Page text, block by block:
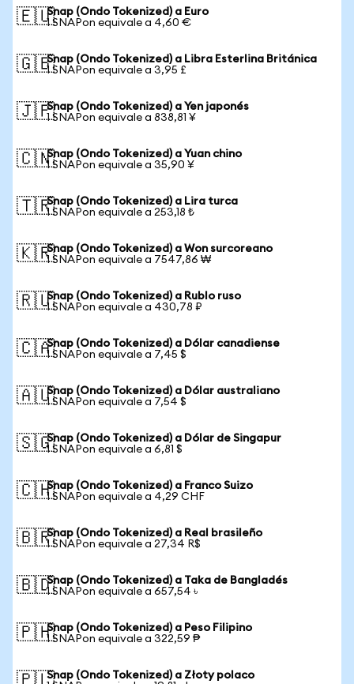
🇪🇺Snap (Ondo Tokenized) a Euro
1 SNAPon equivale a 4,60 €
🇬🇧Snap (Ondo Tokenized) a Libra Esterlina Británica
1 SNAPon equivale a 3,95 £
🇯🇵Snap (Ondo Tokenized) a Yen japonés
1 SNAPon equivale a 838,81 ¥
🇨🇳Snap (Ondo Tokenized) a Yuan chino
1 SNAPon equivale a 35,90 ¥
🇹🇷Snap (Ondo Tokenized) a Lira turca
1 SNAPon equivale a 253,18 ₺
🇰🇷Snap (Ondo Tokenized) a Won surcoreano
1 SNAPon equivale a 7547,86 ₩
🇷🇺Snap (Ondo Tokenized) a Rublo ruso
1 SNAPon equivale a 430,78 ₽
🇨🇦Snap (Ondo Tokenized) a Dólar canadiense
1 SNAPon equivale a 7,45 $
🇦🇺Snap (Ondo Tokenized) a Dólar australiano
1 SNAPon equivale a 7,54 $
🇸🇬Snap (Ondo Tokenized) a Dólar de Singapur
1 SNAPon equivale a 6,81 $
🇨🇭Snap (Ondo Tokenized) a Franco Suizo
1 SNAPon equivale a 4,29 CHF
🇧🇷Snap (Ondo Tokenized) a Real brasileño
1 SNAPon equivale a 27,34 R$
🇧🇩Snap (Ondo Tokenized) a Taka de Bangladés
1 SNAPon equivale a 657,54 ৳
🇵🇭Snap (Ondo Tokenized) a Peso Filipino
1 SNAPon equivale a 322,59 ₱
Snap (Ondo Tokenized) a Złoty polaco